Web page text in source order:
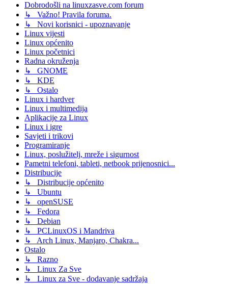
Dobrodošli na linuxzasve.com forum
↳ Važno! Pravila foruma.
↳ Novi korisnici - upoznavanje
Linux vijesti
Linux općenito
Linux početnici
Radna okruženja
↳ GNOME
↳ KDE
↳ Ostalo
Linux i hardver
Linux i multimedija
Aplikacije za Linux
Linux i igre
Savjeti i trikovi
Programiranje
Linux, poslužitelj, mreže i sigurnost
Pametni telefoni, tableti, netbook prijenosnici...
Distribucije
↳ Distribucije općenito
↳ Ubuntu
↳ openSUSE
↳ Fedora
↳ Debian
↳ PCLinuxOS i Mandriva
↳ Arch Linux, Manjaro, Chakra...
Ostalo
↳ Razno
↳ Linux Za Sve
↳ Linux za Sve - dodavanje sadržaja